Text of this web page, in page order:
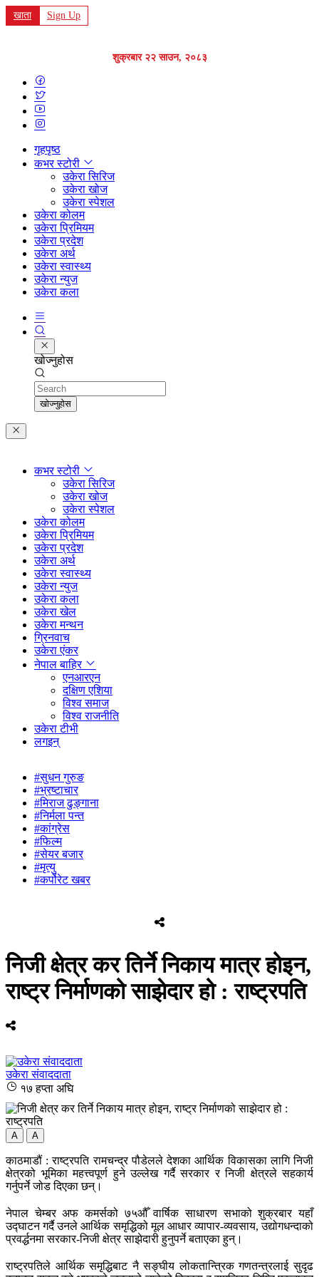
खाता Sign Up
शुक्रबार २२ साउन, २०८३
गृहपृष्ठ
कभर स्टोरी
उकेरा सिरिज
उकेरा खोज
उकेरा स्पेशल
उकेरा कोलम
उकेरा प्रिमियम
उकेरा प्रदेश
उकेरा अर्थ
उकेरा स्वास्थ्य
उकेरा न्युज
उकेरा कला
खोज्नुहोस
Search
खोज्नुहोस
कभर स्टोरी
उकेरा सिरिज
उकेरा खोज
उकेरा स्पेशल
उकेरा कोलम
उकेरा प्रिमियम
उकेरा प्रदेश
उकेरा अर्थ
उकेरा स्वास्थ्य
उकेरा न्युज
उकेरा कला
उकेरा खेल
उकेरा मन्थन
ग्रिनवाच
उकेरा एंकर
नेपाल बाहिर
एनआरएन
दक्षिण एशिया
विश्व समाज
विश्व राजनीति
उकेरा टीभी
लगइन्
#सुधन गुरुङ
#भ्रष्टाचार
#मिराज ढुङ्गाना
#निर्मला पन्त
#कांग्रेस
#फिल्म
#सेयर बजार
#मृत्यु
#कर्पोरेट खबर
निजी क्षेत्र कर तिर्ने निकाय मात्र होइन,
राष्ट्र निर्माणको साझेदार हो : राष्ट्रपति
उकेरा संवाददाता
१७ हप्ता अघि
A A
काठमाडौं : राष्ट्रपति रामचन्द्र पौडेलले देशका आर्थिक विकासका लागि निजी
क्षेत्रको भूमिका महत्त्वपूर्ण हुने उल्लेख गर्दै सरकार र निजी क्षेत्रले सहकार्य
गर्नुपर्ने जोड दिएका छन्।
नेपाल चेम्बर अफ कमर्सको ७५औँ वार्षिक साधारण सभाको शुक्रबार यहाँ
उद्घाटन गर्दै उनले आर्थिक समृद्धिको मूल आधार व्यापार-व्यवसाय, उद्योगधन्दाको
प्रवर्द्धनमा सरकार-निजी क्षेत्र साझेदारी हुनुपर्ने बताएका हुन्।
राष्ट्रपतिले आर्थिक समृद्धिबाट नै सङ्घीय लोकतान्त्रिक गणतन्त्रलाई सुदृढ